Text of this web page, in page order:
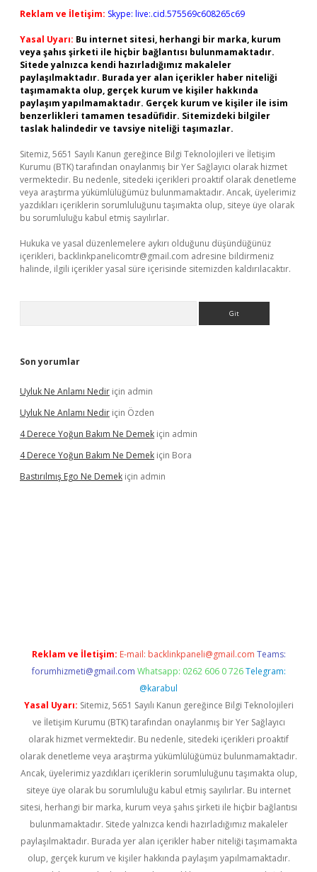
Reklam ve İletişim: Skype: live:.cid.575569c608265c69
Yasal Uyarı: Bu internet sitesi, herhangi bir marka, kurum
veya şahıs şirketi ile hiçbir bağlantısı bulunmamaktadır.
Sitede yalnızca kendi hazırladığımız makaleler
paylaşılmaktadır. Burada yer alan içerikler haber niteliği
taşımamakta olup, gerçek kurum ve kişiler hakkında
paylaşım yapılmamaktadır. Gerçek kurum ve kişiler ile isim
benzerlikleri tamamen tesadüfidir. Sitemizdeki bilgiler
taslak halindedir ve tavsiye niteliği taşımazlar.
Sitemiz, 5651 Sayılı Kanun gereğince Bilgi Teknolojileri ve İletişim
Kurumu (BTK) tarafından onaylanmış bir Yer Sağlayıcı olarak hizmet
vermektedir. Bu nedenle, sitedeki içerikleri proaktif olarak denetleme
veya araştırma yükümlülüğümüz bulunmamaktadır. Ancak, üyelerimiz
yazdıkları içeriklerin sorumluluğunu taşımakta olup, siteye üye olarak
bu sorumluluğu kabul etmiş sayılırlar.
Hukuka ve yasal düzenlemelere aykırı olduğunu düşündüğünüz
içerikleri, backlinkpanelicomtr@gmail.com adresine bildirmeniz
halinde, ilgili içerikler yasal süre içerisinde sitemizden kaldırılacaktır.
Son yorumlar
Uyluk Ne Anlamı Nedir için admin
Uyluk Ne Anlamı Nedir için Özden
4 Derece Yoğun Bakım Ne Demek için admin
4 Derece Yoğun Bakım Ne Demek için Bora
Bastırılmış Ego Ne Demek için admin
Reklam ve İletişim: E-mail: backlinkpaneli@gmail.com Teams:
forumhizmeti@gmail.com Whatsapp: 0262 606 0 726 Telegram:
@karabul
Yasal Uyarı: Sitemiz, 5651 Sayılı Kanun gereğince Bilgi Teknolojileri
ve İletişim Kurumu (BTK) tarafından onaylanmış bir Yer Sağlayıcı
olarak hizmet vermektedir. Bu nedenle, sitedeki içerikleri proaktif
olarak denetleme veya araştırma yükümlülüğümüz bulunmamaktadır.
Ancak, üyelerimiz yazdıkları içeriklerin sorumluluğunu taşımakta olup,
siteye üye olarak bu sorumluluğu kabul etmiş sayılırlar. Bu internet
sitesi, herhangi bir marka, kurum veya şahıs şirketi ile hiçbir bağlantısı
bulunmamaktadır. Sitede yalnızca kendi hazırladığımız makaleler
paylaşılmaktadır. Burada yer alan içerikler haber niteliği taşımamakta
olup, gerçek kurum ve kişiler hakkında paylaşım yapılmamaktadır.